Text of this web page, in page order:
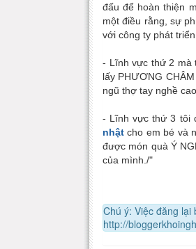
đấu để hoàn thiện
một điều rằng, sự
với công ty phát
- Lĩnh vực thứ 2 mà
lấy PHƯƠNG
ngũ thợ tay nghề
- Lĩnh vực thứ 3 tôi
nhật cho em bé và
được món quà Ý
của mình./"
Chú ý: Việc đăng
http://